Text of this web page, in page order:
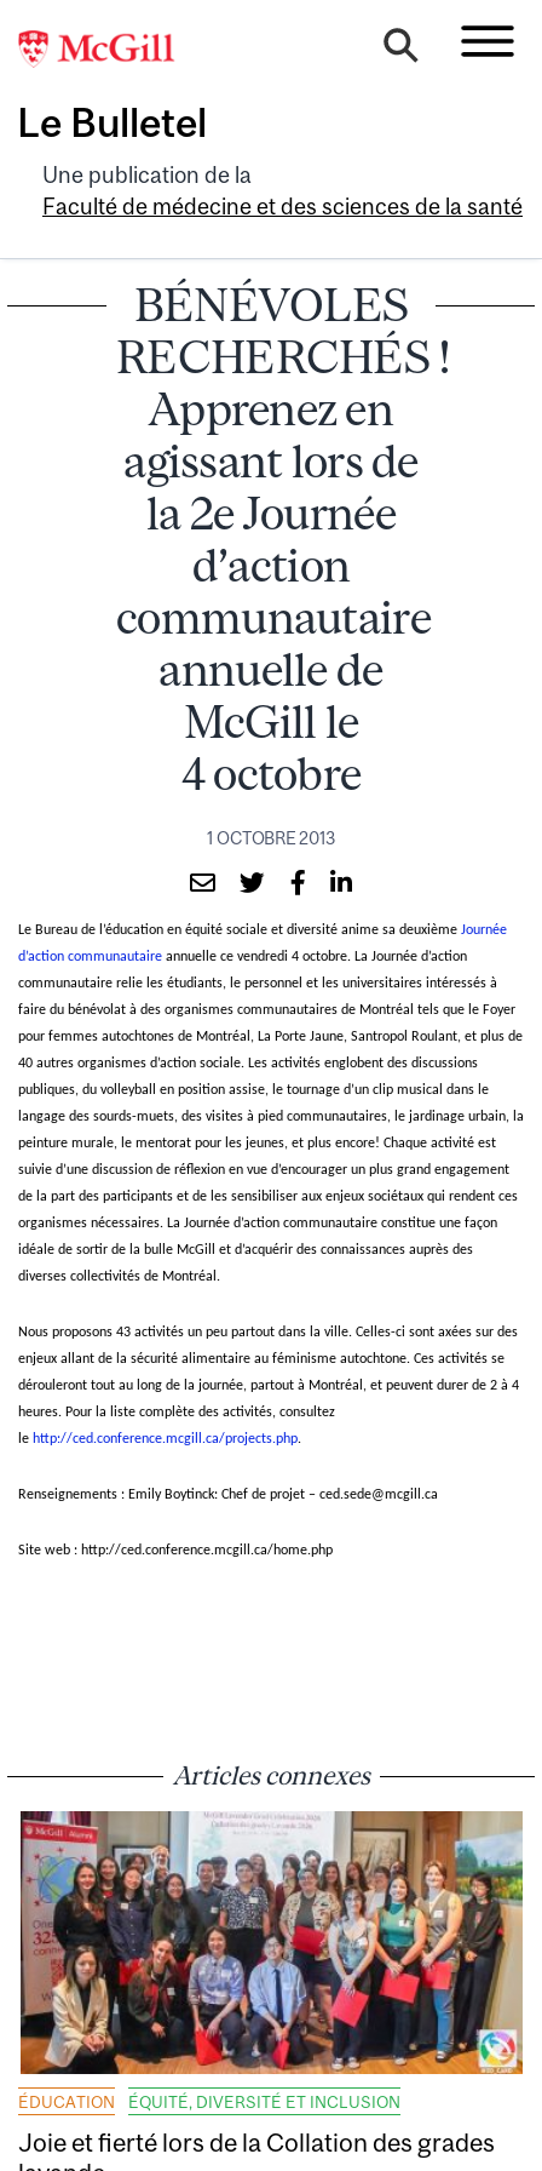
Le Bulletel
Une publication de la
Faculté de médecine et des sciences de la santé
BÉNÉVOLES
RECHERCHÉS !
Apprenez en
agissant lors de
la 2e Journée
d’action
communautaire
annuelle de
McGill le
4 octobre
1 OCTOBRE 2013
Le Bureau de l’éducation en équité sociale et diversité anime sa deuxième Journée
d’action communautaire annuelle ce vendredi 4 octobre. La Journée d’action
communautaire relie les étudiants, le personnel et les universitaires intéressés à
faire du bénévolat à des organismes communautaires de Montréal tels que le Foyer
pour femmes autochtones de Montréal, La Porte Jaune, Santropol Roulant, et plus de
40 autres organismes d’action sociale. Les activités englobent des discussions
publiques, du volleyball en position assise, le tournage d’un clip musical dans le
langage des sourds-muets, des visites à pied communautaires, le jardinage urbain, la
peinture murale, le mentorat pour les jeunes, et plus encore! Chaque activité est
suivie d’une discussion de réflexion en vue d’encourager un plus grand engagement
de la part des participants et de les sensibiliser aux enjeux sociétaux qui rendent ces
organismes nécessaires. La Journée d’action communautaire constitue une façon
idéale de sortir de la bulle McGill et d’acquérir des connaissances auprès des
diverses collectivités de Montréal.
Nous proposons 43 activités un peu partout dans la ville. Celles-ci sont axées sur des
enjeux allant de la sécurité alimentaire au féminisme autochtone. Ces activités se
dérouleront tout au long de la journée, partout à Montréal, et peuvent durer de 2 à 4
heures. Pour la liste complète des activités, consultez
le http://ced.conference.mcgill.ca/projects.php.
Renseignements : Emily Boytinck: Chef de projet – ced.sede@mcgill.ca
Site web : http://ced.conference.mcgill.ca/home.php
Articles connexes
ÉDUCATION ÉQUITÉ, DIVERSITÉ ET INCLUSION
Joie et fierté lors de la Collation des grades